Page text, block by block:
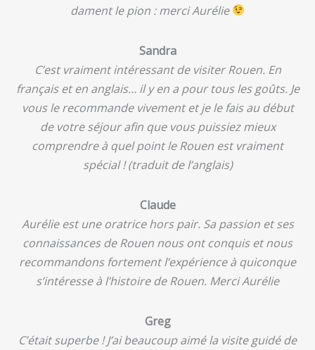
dament le pion : merci Aurélie
Sandra
C’est vraiment intéressant de visiter Rouen. En
français et en anglais… il y en a pour tous les goûts. Je
vous le recommande vivement et je le fais au début
de votre séjour afin que vous puissiez mieux
comprendre à quel point le Rouen est vraiment
spécial ! (traduit de l’anglais)
Claude
Aurélie est une oratrice hors pair. Sa passion et ses
connaissances de Rouen nous ont conquis et nous
recommandons fortement l’expérience à quiconque
s’intéresse à l’histoire de Rouen. Merci Aurélie
Greg
C’était superbe ! J’ai beaucoup aimé la visite guidé de